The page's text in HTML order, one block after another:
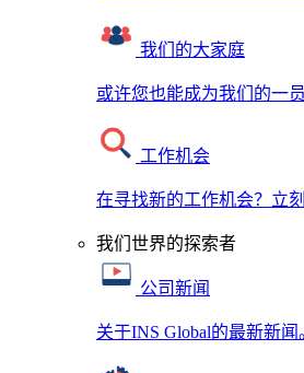
我们的大家庭
或许您也能成为我们的一员
工作机会
在寻找新的工作机会？立
我们世界的探索者
公司新闻
关于INS Global的最新新闻